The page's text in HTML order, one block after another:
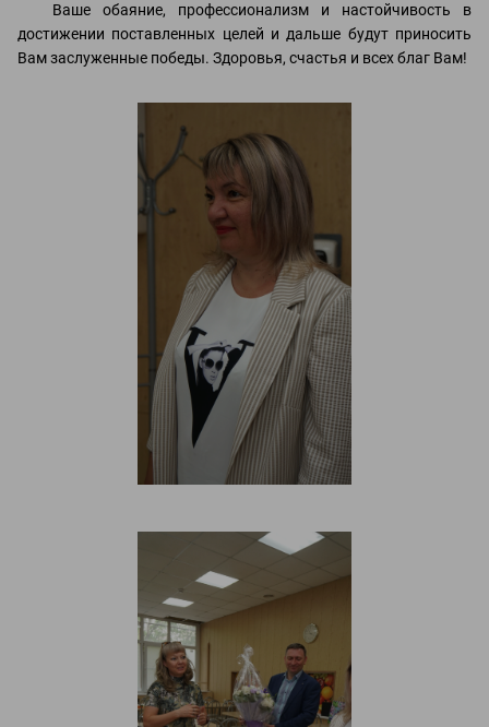
Ваше обаяние, профессионализм и настойчивость в
достижении поставленных целей и дальше будут приносить
Вам заслуженные победы. Здоровья, счастья и всех благ Вам!